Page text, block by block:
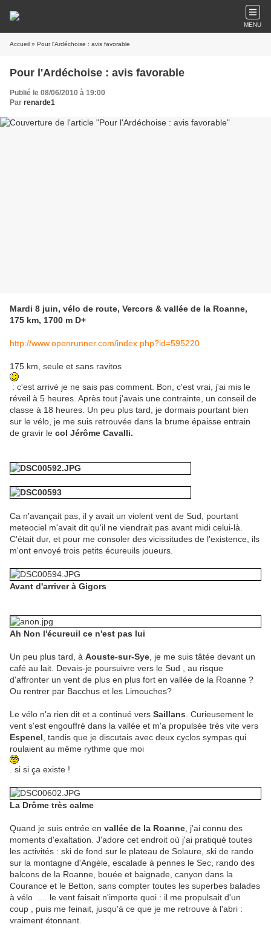
MENU
Accueil » Pour l'Ardéchoise : avis favorable
Pour l'Ardéchoise : avis favorable
Publié le 08/06/2010 à 19:00
Par renarde1
Mardi 8 juin, vélo de route, Vercors & vallée de la Roanne,
175 km, 1700 m D+
http://www.openrunner.com/index.php?id=595220
175 km, seule et sans ravitos
: c'est arrivé je ne sais pas comment. Bon, c'est vrai, j'ai mis le
réveil à 5 heures. Après tout j'avais une contrainte, un conseil de
classe à 18 heures. Un peu plus tard, je dormais pourtant bien
sur le vélo, je me suis retrouvée dans la brume épaisse entrain
de gravir le col Jérôme Cavalli.
Ca n'avançait pas, il y avait un violent vent de Sud, pourtant
meteociel m'avait dit qu'il ne viendrait pas avant midi celui-là.
C'était dur, et pour me consoler des vicissitudes de l'existence, ils
m'ont envoyé trois petits écureuils joueurs.
Avant d'arriver à Gigors
Ah Non l'écureuil ce n'est pas lui
Un peu plus tard, à Aouste-sur-Sye , je me suis tâtée devant un
café au lait. Devais-je poursuivre vers le Sud , au risque
d'affronter un vent de plus en plus fort en vallée de la Roanne ?
Ou rentrer par Bacchus et les Limouches?
Le vélo n'a rien dit et a continué vers Saillans . Curieusement le
vent s'est engouffré dans la vallée et m'a propulsée très vite vers
Espenel , tandis que je discutais avec deux cyclos sympas qui
roulaient au même rythme que moi
. si si ça existe !
La Drôme très calme
Quand je suis entrée en vallée de la Roanne , j'ai connu des
moments d'exaltation. J'adore cet endroit où j'ai pratiqué toutes
les activités : ski de fond sur le plateau de Solaure, ski de rando
sur la montagne d'Angèle, escalade à pennes le Sec, rando des
balcons de la Roanne, bouée et baignade, canyon dans la
Courance et le Betton, sans compter toutes les superbes balades
à vélo .... le vent faisait n'importe quoi : il me propulsait d'un
coup , puis me feinait, jusqu'à ce que je me retrouve à l'abri :
vraiment étonnant.